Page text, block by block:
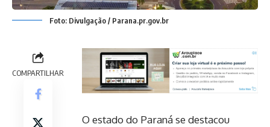
Foto: Divulgação / Parana.pr.gov.br
COMPARTILHAR
O estado do Paraná se destacou